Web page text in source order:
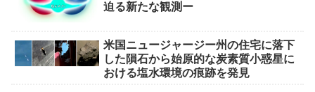
迫る新たな観測ー
米国ニュージャージー州の住宅に落下
した隕石から始原的な炭素質小惑星に
おける塩水環境の痕跡を発見